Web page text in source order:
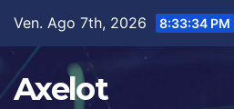
contenuto
Ven. Ago 7th, 2026 8:33:35 PM
Axelot